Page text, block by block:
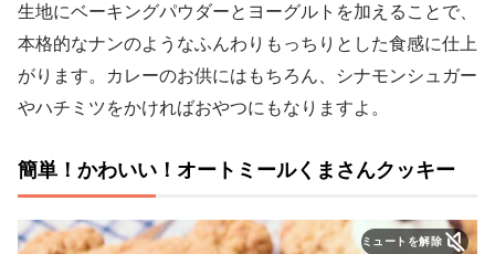
生地にベーキングパウダーとヨーグルトを加えることで、
本格的なナンのようなふんわりもっちりとした食感に仕上
がります。カレーのお供にはもちろん、シナモンシュガー
やハチミツをかければおやつにもなりますよ。
簡単！かわいい！オートミールくまさんクッキー
ミュートを解除